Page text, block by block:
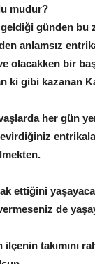
mudur?
günden bu
anlamsız
olacakken bir
ki gibi kazanan
her gün
ettiğini
de
takımını